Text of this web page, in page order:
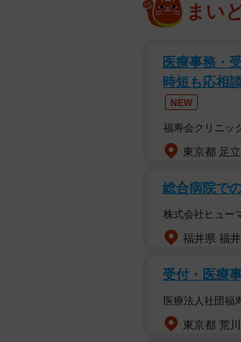
X（旧Twitter）
な赤ちゃんの成
れており話題に。
物語の主人公は
裕」と考えなが
まい
医療事務・
時短も応相
NEW
福寿会クリニッ
東京都 足
総合病院で
株式会社ヒュー
福井県 福
受付・医療
医療法人社団福
東京都 荒